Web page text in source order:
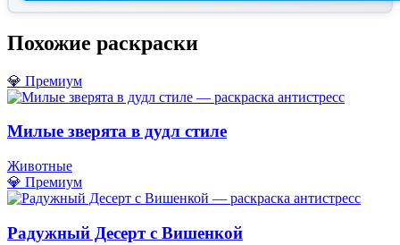
Похожие раскраски
💎 Премиум
Милые зверята в дудл стиле
Животные
💎 Премиум
Радужный Десерт с Вишенкой